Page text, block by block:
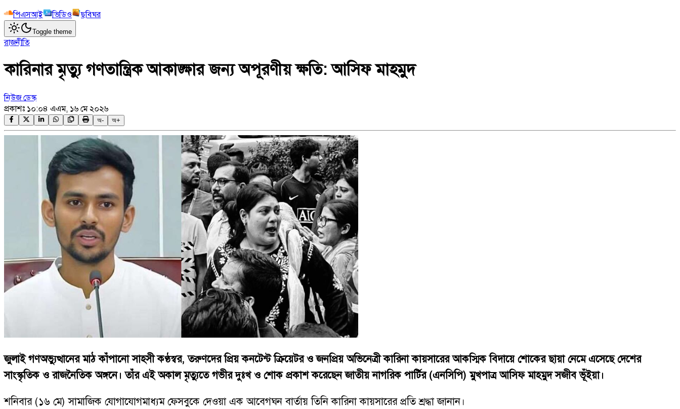
পিএসআই
ভিডিও ছবিঘর
Toggle theme
রাজনীতি
কারিনার মৃত্যু গণতান্ত্রিক আকাঙ্ক্ষার জন্য অপূরণীয় ক্ষতি: আসিফ মাহমুদ
নিউজ ডেস্ক
প্রকাশঃ ১০:০৪ এএম, ১৬ মে ২০২৬
অ- অ+
জুলাই গণঅভ্যুত্থানের মাঠ কাঁপানো সাহসী কণ্ঠস্বর, তরুণদের প্রিয় কনটেন্ট ক্রিয়েটর ও জনপ্রিয় অভিনেত্রী কারিনা কায়সারের আকস্মিক বিদায়ে শোকের ছায়া নেমে এসেছে দেশের
সাংস্কৃতিক ও রাজনৈতিক অঙ্গনে। তাঁর এই অকাল মৃত্যুতে গভীর দুঃখ ও শোক প্রকাশ করেছেন জাতীয় নাগরিক পার্টির (এনসিপি) মুখপাত্র আসিফ মাহমুদ সজীব ভূঁইয়া।
শনিবার (১৬ মে) সামাজিক যোগাযোগমাধ্যম ফেসবুকে দেওয়া এক আবেগঘন বার্তায় তিনি কারিনা কায়সারের প্রতি শ্রদ্ধা জানান।